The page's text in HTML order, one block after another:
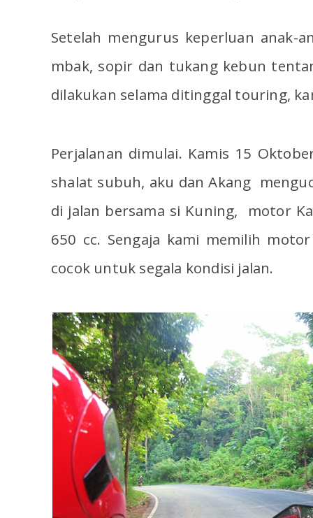
Setelah mengurus keperluan anak-
mbak, sopir dan tukang kebun
dilakukan selama ditinggal touring,
Perjalanan dimulai. Kamis 15
shalat subuh, aku dan Akang
di jalan bersama si Kuning, motor
650 cc. Sengaja kami memilih
cocok untuk segala kondisi jalan.